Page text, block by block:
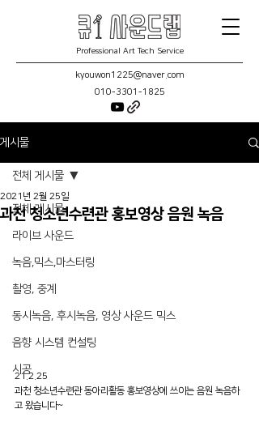
Professional Art Tech Service
kyouwon1225@naver.com
010-3301-1825
게시물
전체 게시물
라이브 사운드
녹음,믹스,마스터링
촬영, 중계
동시녹음, 후시녹음, 영상 사운드 믹스
음향 시스템 컨설팅
시공
전체 게시물
과천 청소년수련관 홍보영상 음원 녹음
2021년 2월 25일
21.2.25
과천 청소년수련관 동아리활동 홍보영상에 쓰이는 음원 녹음하
고 왔습니다~